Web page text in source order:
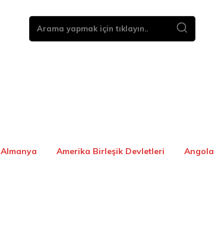
Arama yapmak için tıklayın..
Almanya Amerika Birleşik Devletleri Angola